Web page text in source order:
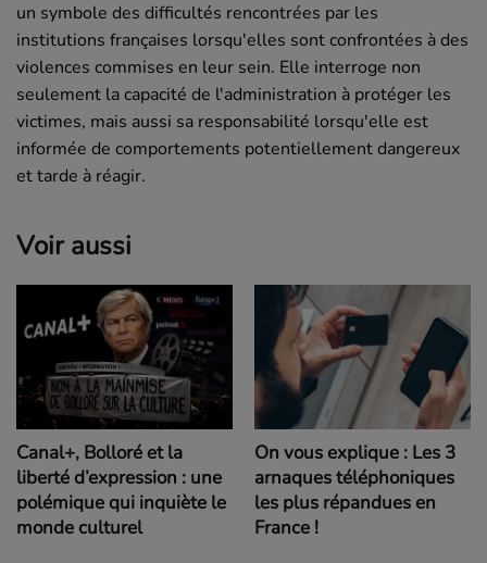
un symbole des difficultés rencontrées par les
institutions françaises lorsqu'elles sont confrontées à des
violences commises en leur sein. Elle interroge non
seulement la capacité de l'administration à protéger les
victimes, mais aussi sa responsabilité lorsqu'elle est
informée de comportements potentiellement dangereux
et tarde à réagir.
Voir aussi
Canal+, Bolloré et la
liberté d’expression : une
polémique qui inquiète le
monde culturel
On vous explique : Les 3
arnaques téléphoniques
les plus répandues en
France !